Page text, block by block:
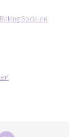
Soda en